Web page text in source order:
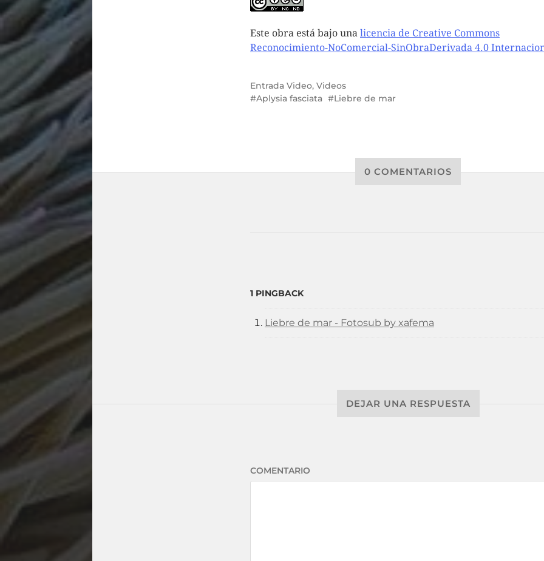
Este obra está bajo una licencia de Creative Commons
Reconocimiento-NoComercial-SinObraDerivada 4.0
Entrada Video, Videos
Aplysia fasciata
Liebre de mar
0 COMENTARIOS
1 PINGBACK
Liebre de mar - Fotosub by xafema
DEJAR UNA RESPUESTA
COMENTARIO